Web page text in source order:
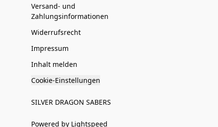
Versand- und
Zahlungsinformationen
Widerrufsrecht
Impressum
Inhalt melden
Cookie-Einstellungen
SILVER DRAGON SABERS
Powered by Lightspeed